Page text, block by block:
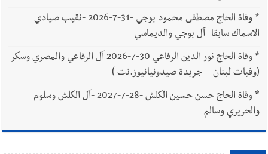
*
وفاة الحاج مصطفى محمود بوجي -31-7-2026 -نقيب صيادي
الاسماك سابقا -آل بوجي والديماسي
*
وفاة الحاج نور الدين الرفاعي 30-7-2026 آل الرفاعي والمصري وسكر
(وفيات لبنان – جريدة صيدونيانيوز.نت )
*
وفاة الحاج حسن حسين الكلش -28-7-2027 -آل الكلش وسلوم
والحريري وسالم